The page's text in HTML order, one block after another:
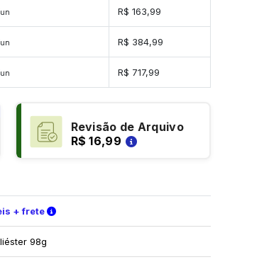
R$ 163,99
R$ 384,99
R$ 717,99
Revisão de Arquivo
R$ 16,99
+ frete Verifique as condições de entrega
98g